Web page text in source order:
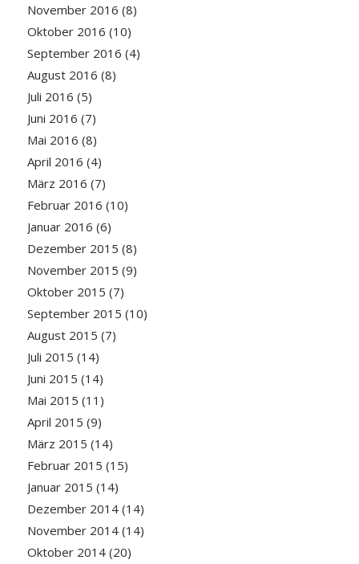
November 2016 (8)
Oktober 2016 (10)
September 2016 (4)
August 2016 (8)
Juli 2016 (5)
Juni 2016 (7)
Mai 2016 (8)
April 2016 (4)
März 2016 (7)
Februar 2016 (10)
Januar 2016 (6)
Dezember 2015 (8)
November 2015 (9)
Oktober 2015 (7)
September 2015 (10)
August 2015 (7)
Juli 2015 (14)
Juni 2015 (14)
Mai 2015 (11)
April 2015 (9)
März 2015 (14)
Februar 2015 (15)
Januar 2015 (14)
Dezember 2014(14)
November 2014(14)
Oktober 2014(20)